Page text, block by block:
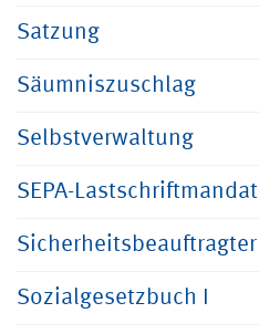
Satzung
Säumniszuschlag
Selbstverwaltung
SEPA-Lastschriftmandat
Sicherheitsbeauftragter
Sozialgesetzbuch I